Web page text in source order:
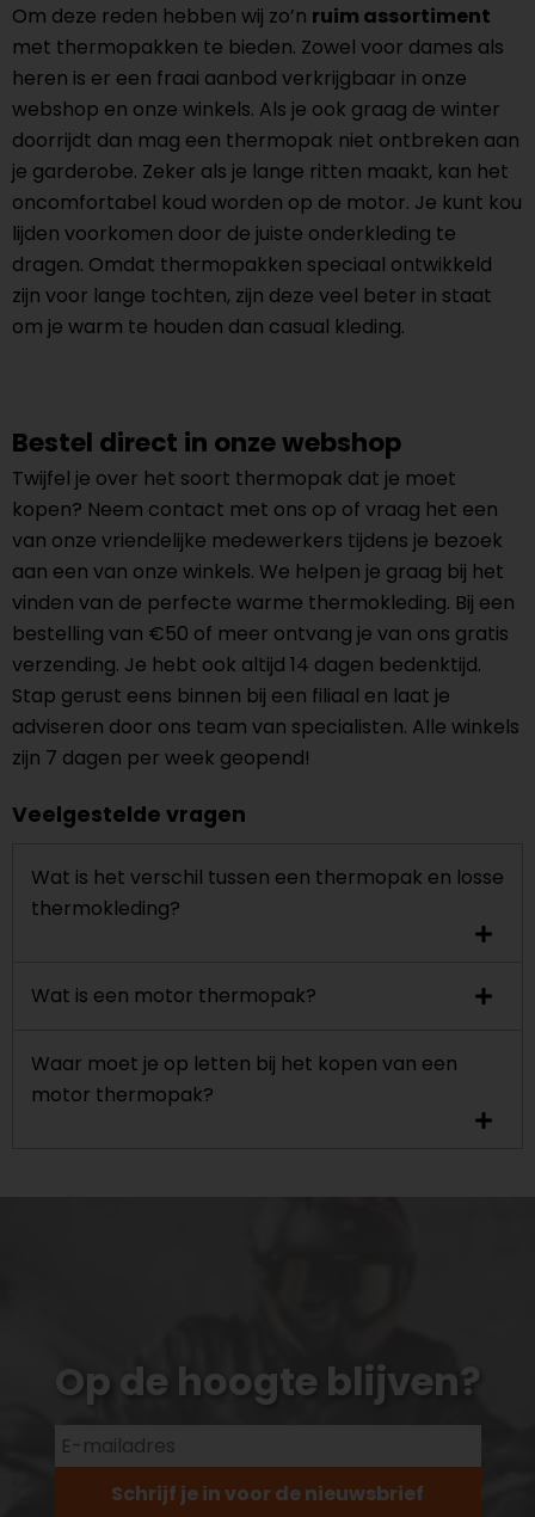
Om deze reden hebben wij zo’n ruim assortiment
met thermopakken te bieden. Zowel voor dames als
heren is er een fraai aanbod verkrijgbaar in onze
webshop en onze winkels. Als je ook graag de winter
doorrijdt dan mag een thermopak niet ontbreken aan
je garderobe. Zeker als je lange ritten maakt, kan het
oncomfortabel koud worden op de motor. Je kunt kou
lijden voorkomen door de juiste onderkleding te
dragen. Omdat thermopakken speciaal ontwikkeld
zijn voor lange tochten, zijn deze veel beter in staat
om je warm te houden dan casual kleding.
Bestel direct in onze webshop
Twijfel je over het soort thermopak dat je moet
kopen? Neem contact met ons op of vraag het een
van onze vriendelijke medewerkers tijdens je bezoek
aan een van onze winkels. We helpen je graag bij het
vinden van de perfecte warme thermokleding. Bij een
bestelling van €50 of meer ontvang je van ons gratis
verzending. Je hebt ook altijd 14 dagen bedenktijd.
Stap gerust eens binnen bij een filiaal en laat je
adviseren door ons team van specialisten. Alle winkels
zijn 7 dagen per week geopend!
Veelgestelde vragen
Wat is het verschil tussen een thermopak en losse
thermokleding?
Wat is een motor thermopak?
Waar moet je op letten bij het kopen van een
motor thermopak?
Op de hoogte blijven?
Schrijf je in voor de nieuwsbrief